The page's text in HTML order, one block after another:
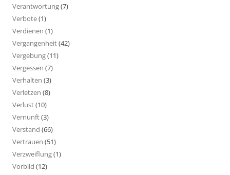
Verantwortung(7)
Verbote(1)
Verdienen (1)
Vergangenheit(42)
Vergebung(11)
Vergessen (7)
Verhalten (3)
Verletzen (8)
Verlust(10)
Vernunft(3)
Verstand (66)
Vertrauen (51)
Verzweiflung(1)
Vorbild (12)